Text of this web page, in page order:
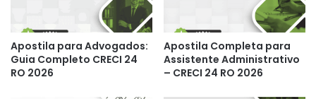
Apostila para Advogados:
Guia Completo CRECI 24
RO 2026
Apostila Completa para
Assistente Administrativo
– CRECI 24 RO 2026